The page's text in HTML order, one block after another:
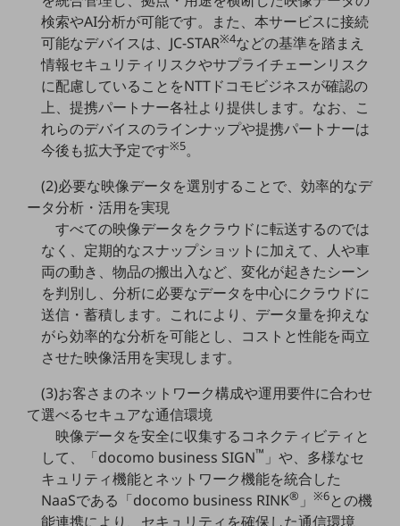
タフネススマートフォン
データ通信製品
ドコモケータイ
5G対応ホームルーター
通信モジュール製品
衛星携帯電話
IOT完了済みメーカーブランド製品
料金TOP
ドコモBiz データ無制限 ドコモ MAX ドコモ mini ドコモBiz かけ放題
ケータイプラン
5Gデータプラス
データプラス
IoT向け回線料金
home5Gプラン
モバイルサービス
端末の一元管理
検索やAI分析が可能です。また、本サービスに接続
可能なデバイスは、JC-STAR※4などの基準を踏まえ
情報セキュリティリスクやサプライチェーンリスク
に配慮していることをNTTドコモビジネスが確認の
上、提携パートナー各社より提供します。なお、こ
れらのデバイスのラインナップや提携パートナーは
今後も拡大予定です※5。
(2)必要な映像データを選別することで、効率的なデ
ータ分析・活用を実現
すべての映像データをクラウドに転送するのでは
なく、定期的なスナップショットに加えて、人や車
両の動き、物品の搬出入など、変化が起きたシーン
を判別し、分析に必要なデータを中心にクラウドに
送信・蓄積します。これにより、データ量を抑えな
がら効率的な分析を可能とし、コストと性能を両立
させた映像活用を実現します。
(3)お客さまのネットワーク構成や運用要件に合わせ
て選べるセキュアな通信環境
映像データを安全に収集するコネクティビティと
して、「docomo business SIGN™ 」や、多様なセ
キュリティ機能とネットワーク機能を統合した
NaaSである「docomo business RINK® 」※6との機
能連携により、セキュリティを確保した通信環境